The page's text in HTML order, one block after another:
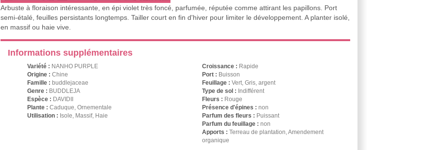
Arbuste à floraison intéressante, en épi violet très foncé, parfumée, réputée comme attirant les papillons. Port
semi-étalé, feuilles persistants longtemps. Tailler court en fin d'hiver pour limiter le développement. A planter isolé,
en massif ou haie vive.
Informations supplémentaires
Variété : NANHO PURPLE
Origine : Chine
Famille : buddlejaceae
Genre : BUDDLEJA
Espèce : DAVIDII
Plante : Caduque, Ornementale
Utilisation : Isole, Massif, Haie
Croissance : Rapide
Port : Buisson
Feuillage : Vert, Gris, argent
Type de sol : Indifférent
Fleurs : Rouge
Présence d'épines : non
Parfum des fleurs : Puissant
Parfum du feuillage : non
Apports : Terreau de plantation, Amendement
organique